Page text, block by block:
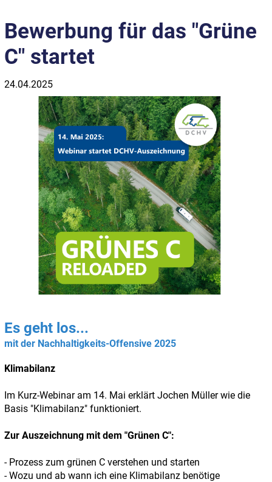
Bewerbung für das "Grüne
C" startet
24.04.2025
Es geht los...
mit der Nachhaltigkeits-Offensive 2025
Klimabilanz
Im Kurz-Webinar am 14. Mai erklärt Jochen Müller wie die
Basis "Klimabilanz" funktioniert.
Zur Auszeichnung mit dem "Grünen C":
- Prozess zum grünen C verstehen und starten
- Wozu und ab wann ich eine Klimabilanz benötige